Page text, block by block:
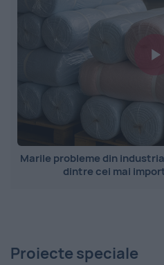
Marile probleme din
dintre cei mai
Proiecte speciale